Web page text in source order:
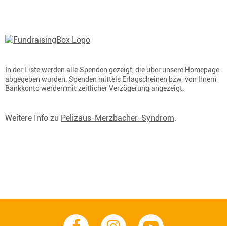
In der Liste werden alle Spenden gezeigt, die über unsere Homepage
abgegeben wurden. Spenden mittels Erlagscheinen bzw. von Ihrem
Bankkonto werden mit zeitlicher Verzögerung angezeigt.
Weitere Info zu Pelizäus-Merzbacher-Syndrom.